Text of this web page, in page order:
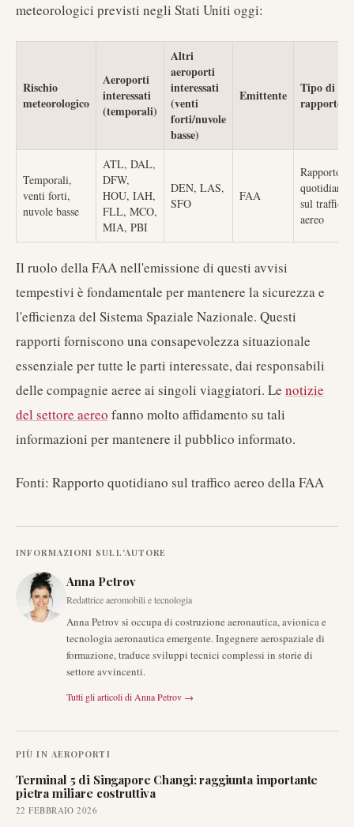
meteorologici previsti negli Stati Uniti oggi:
Rischio
meteorologico
Aeroporti
interessati
(temporali)
Altri
aeroporti
interessati
(venti
forti/nuvole
basse)
Emittente
Tipo di
rapporto
Temporali,
venti forti,
nuvole basse
ATL, DAL,
DFW,
HOU, IAH,
FLL, MCO,
MIA, PBI
DEN, LAS,
SFO
FAA
Rapporto
quotidiano
sul traffico
aereo
Il ruolo della FAA nell'emissione di questi avvisi
tempestivi è fondamentale per mantenere la sicurezza e
l'efficienza del Sistema Spaziale Nazionale. Questi
rapporti forniscono una consapevolezza situazionale
essenziale per tutte le parti interessate, dai responsabili
delle compagnie aeree ai singoli viaggiatori. Le notizie
del settore aereo fanno molto affidamento su tali
informazioni per mantenere il pubblico informato.
Fonti: Rapporto quotidiano sul traffico aereo della FAA
INFORMAZIONI SULL'AUTORE
Anna Petrov
Redattrice aeromobili e tecnologia
Anna Petrov si occupa di costruzione aeronautica, avionica e
tecnologia aeronautica emergente. Ingegnere aerospaziale di
formazione, traduce sviluppi tecnici complessi in storie di
settore avvincenti.
Tutti gli articoli di Anna Petrov →
PIÙ IN AEROPORTI
Terminal 5 di Singapore Changi: raggiunta importante
pietra miliare costruttiva
22 FEBBRAIO 2026